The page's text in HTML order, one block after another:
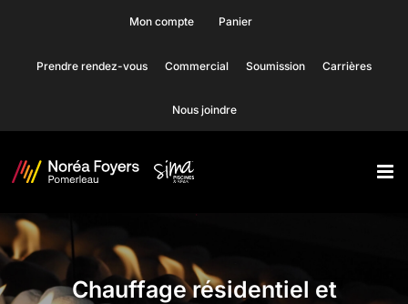
content
Mon compte Panier
Prendre rendez-vous Commercial Soumission Carrières
Nous joindre
Chauffage résidentiel et